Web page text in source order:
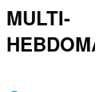
MULTI-